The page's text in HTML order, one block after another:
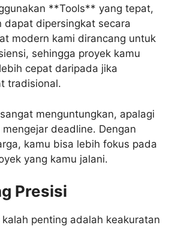
**Tools** yang tepat,
dapat dipersingkat secara
modern kami dirancang untuk
sehingga proyek kamu
cepat daripada jika
tradisional.
menguntungkan, apalagi
deadline. Dengan
kamu bisa lebih fokus pada
yang kamu jalani.
Presisi
penting adalah keakuratan